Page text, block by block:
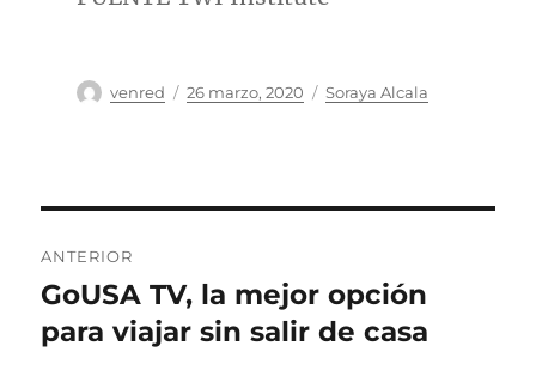
Autor
venred
Publicado
26 marzo, 2020 Categorías
Soraya Alcala
de
entradas
ANTERIOR
Entrada
anterior:
GoUSA TV, la mejor opción
para viajar sin salir de casa